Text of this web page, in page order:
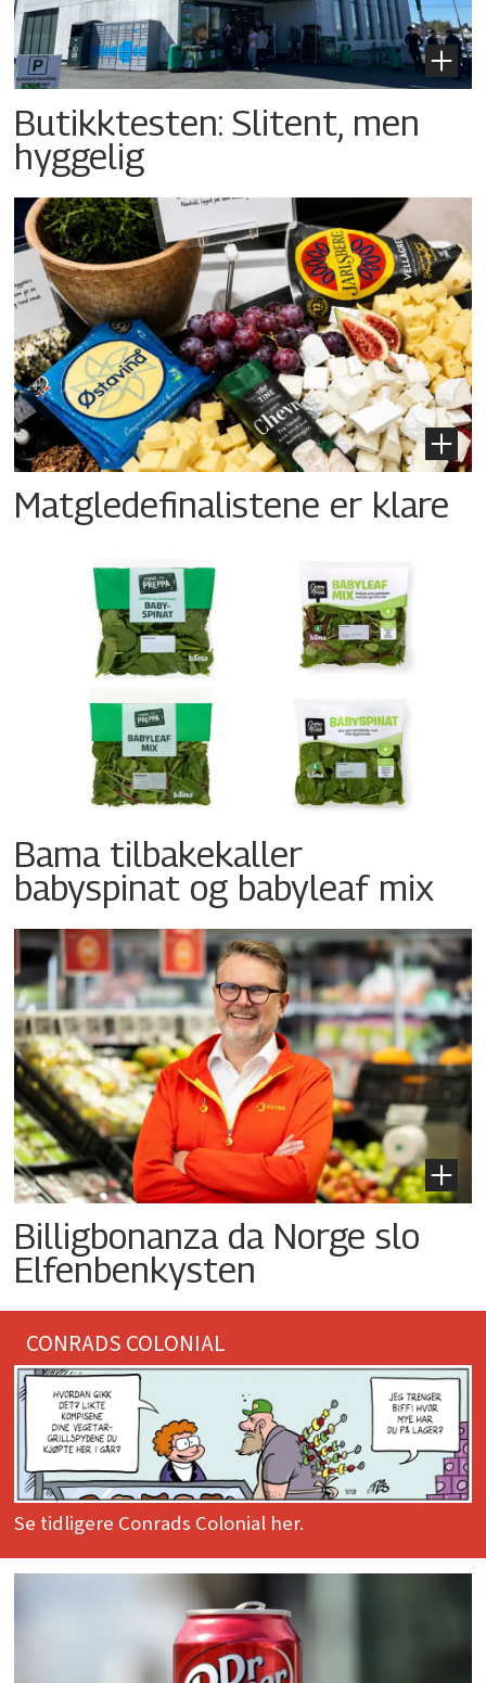
Butikktesten: Slitent, men
hyggelig
Matgledefinalistene er klare
Bama tilbakekaller
babyspinat og babyleaf mix
Billigbonanza da Norge slo
Elfenbenkysten
CONRADS COLONIAL
Se tidligere Conrads Colonial her.